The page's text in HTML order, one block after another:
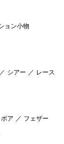
ョン小物
シアー ／ レース
ア ／ フェザー